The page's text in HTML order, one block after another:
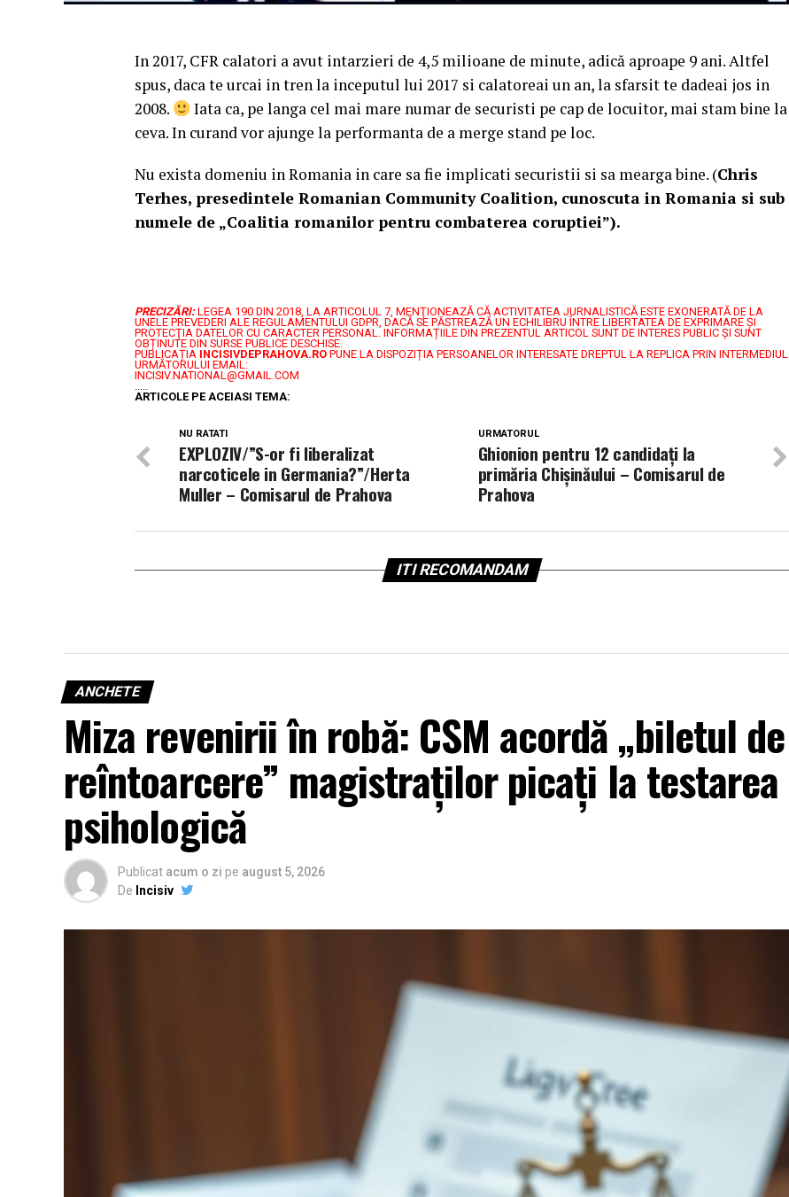
In 2017, CFR calatori a avut intarzieri de 4,5 milioane de minute, adică aproape 9 ani. Altfel
spus, daca te urcai in tren la inceputul lui 2017 si calatoreai un an, la sfarsit te dadeai jos in
2008.
Iata ca, pe langa cel mai mare numar de securisti pe cap de locuitor, mai stam bine la
ceva. In curand vor ajunge la performanta de a merge stand pe loc.
Nu exista domeniu in Romania in care sa fie implicati securistii si sa mearga bine. (Chris
Terhes, presedintele Romanian Community Coalition, cunoscuta in Romania si sub
numele de „Coalitia romanilor pentru combaterea coruptiei”).
PRECIZĂRI: LEGEA 190 DIN 2018, LA ARTICOLUL 7, MENŢIONEAZĂ CĂ ACTIVITATEA JURNALISTICĂ ESTE EXONERATĂ DE LA
UNELE PREVEDERI ALE REGULAMENTULUI GDPR, DACĂ SE PĂSTREAZĂ UN ECHILIBRU ÎNTRE LIBERTATEA DE EXPRIMARE ŞI
PROTECŢIA DATELOR CU CARACTER PERSONAL. INFORMAȚIILE DIN PREZENTUL ARTICOL SUNT DE INTERES PUBLIC ȘI SUNT
OBȚINUTE DIN SURSE PUBLICE DESCHISE.
PUBLICAȚIA INCISIVDEPRAHOVA.RO PUNE LA DISPOZIȚIA PERSOANELOR INTERESATE DREPTUL LA REPLICA PRIN INTERMEDIUL
URMĂTORULUI EMAIL:
INCISIV.NATIONAL@GMAIL.COM
.....
ARTICOLE PE ACEIASI TEMA:
URMATORUL
Ghionion pentru 12 candidaţi la
primăria Chişinăului – Comisarul de
Prahova
NU RATATI
EXPLOZIV/”S-or fi liberalizat
narcoticele in Germania?”/Herta
Muller – Comisarul de Prahova
ITI RECOMANDAM
ANCHETE
Miza revenirii în robă: CSM acordă „biletul de
reîntoarcere” magistraților picați la testarea
psihologică
Publicat acum o zi pe august 5, 2026
De Incisiv